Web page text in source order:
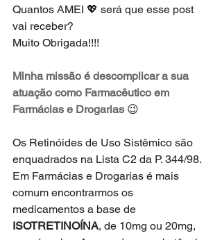
Quantos AMEI 💖 será que esse post
vai receber?
Muito Obrigada!!!!
Minha missão é descomplicar a sua
atuação como Farmacêutico em
Farmácias e Drogarias 😉
Os Retinóides de Uso Sistêmico são
enquadrados na Lista C2 da P. 344/98.
Em Farmácias e Drogarias é mais
comum encontrarmos os
medicamentos a base de
ISOTRETINOÍNA, de 10mg ou 20mg,